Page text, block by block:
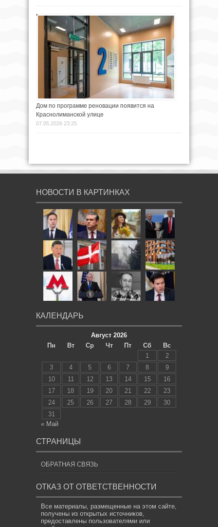
Дом по программе реновации появится на
Краснолиманской улице
07.05.2026 23:25
НОВОСТИ В КАРТИНКАХ
КАЛЕНДАРЬ
Август 2026
Пн
Вт Ср Чт Пт Сб
Вс
1
2
3
4 5 6 7 8
9
10
11 12 13 14 15
16
17
18 19 20 21 22
23
24
25 26 27 28 29
30
31
« Май
СТРАНИЦЫ
ОБРАТНАЯ СВЯЗЬ
ОТКАЗ ОТ ОТВЕТСТВЕННОСТИ
Все материалы, размещенные на этом сайте,
получены из открытых источников,
предоставлены пользователями или